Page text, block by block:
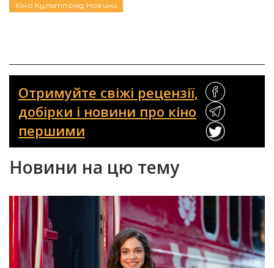
Кіно Культпохід Новини
Отримуйте свіжі рецензії,
добірки і новини про кіно
першими
Новини на цю тему